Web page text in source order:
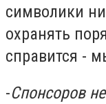
символики
охранять
справится -
-Спонсоров